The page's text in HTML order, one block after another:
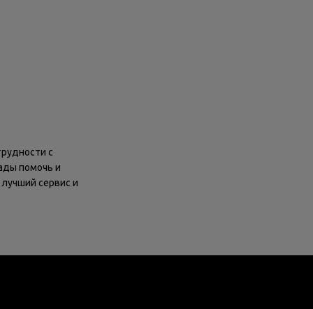
с
помочь и
сервис и